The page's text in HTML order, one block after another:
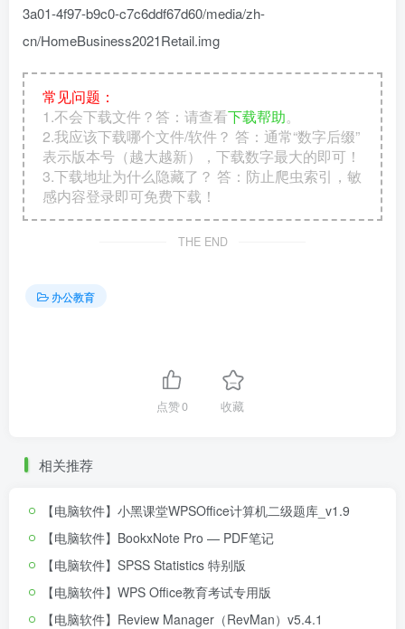
3a01-4f97-b9c0-c7c6ddf67d60/media/zh-
cn/HomeBusiness2021Retail.img
常见问题：
1.不会下载文件？答：请查看下载帮助。
2.我应该下载哪个文件/软件？ 答：通常“数字后缀”
表示版本号（越大越新），下载数字最大的即可！
3.下载地址为什么隐藏了？ 答：防止爬虫索引，敏
感内容登录即可免费下载！
THE END
办公教育
点赞0 收藏
相关推荐
【电脑软件】小黑课堂WPSOffice计算机二级题库_v1.9
【电脑软件】BookxNote Pro — PDF笔记
【电脑软件】SPSS Statistics 特别版
【电脑软件】WPS Office教育考试专用版
【电脑软件】Review Manager（RevMan）v5.4.1